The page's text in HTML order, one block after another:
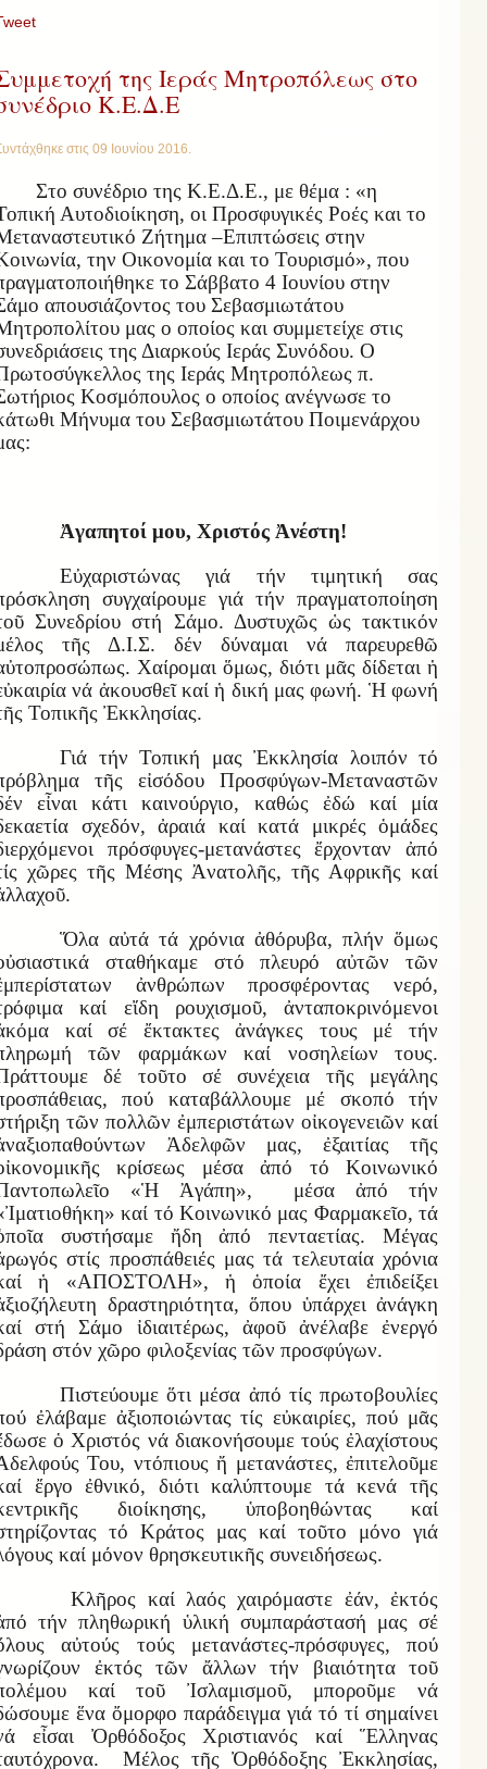
της Ιεράς Μητροπόλεως στο
Κ.Ε.Δ.Ε
στις 09 Ιουνίου 2016.
Στο συνέδριο της Κ.Ε.Δ.Ε., με θέμα : «η
Αυτοδιοίκηση, οι Προσφυγικές Ροές και το
Ζήτημα –Επιπτώσεις στην
την Οικονομία και το Τουρισμό», που
το Σάββατο 4 Ιουνίου στην
απουσιάζοντος του Σεβασμιωτάτου
μας ο οποίος και συμμετείχε στις
της Διαρκούς Ιεράς Συνόδου. Ο
της Ιεράς Μητροπόλεως π.
Κοσμόπουλος ο οποίος ανέγνωσε το
Μήνυμα του Σεβασμιωτάτου Ποιμενάρχου
Ἀγαπητοί μου, Χριστός Ἀνέστη!
Εὐχαριστώνας γιά τήν τιμητική σας
συγχαίρουμε γιά τήν πραγματοποίηση
Συνεδρίου στή Σάμο. Δυστυχῶς ὡς τακτικόν
τῆς Δ.Ι.Σ. δέν δύναμαι νά παρευρεθῶ
Χαίρομαι ὅμως, διότι μᾶς δίδεται ἡ
νά ἀκουσθεῖ καί ἡ δική μας φωνή. Ἡ φωνή
Τοπικῆς Ἐκκλησίας.
Γιά τήν Τοπική μας Ἐκκλησία λοιπόν τό
τῆς εἰσόδου Προσφύγων-Μεταναστῶν
εἶναι κάτι καινούργιο, καθώς ἐδώ καί μία
σχεδόν, ἀραιά καί κατά μικρές ὁμάδες
πρόσφυγες-μετανάστες ἔρχονταν ἀπό
χῶρες τῆς Μέσης Ἀνατολῆς, τῆς Αφρικῆς καί
Ὅλα αὐτά τά χρόνια ἀθόρυβα, πλήν ὅμως
σταθήκαμε στό πλευρό αὐτῶν τῶν
ἀνθρώπων προσφέροντας νερό,
καί εἴδη ρουχισμοῦ, ἀνταποκρινόμενοι
καί σέ ἔκτακτες ἀνάγκες τους μέ τήν
τῶν φαρμάκων καί νοσηλείων τους.
δέ τοῦτο σέ συνέχεια τῆς μεγάλης
πού καταβάλλουμε μέ σκοπό τήν
τῶν πολλῶν ἐμπεριστάτων οἰκογενειῶν καί
Ἀδελφῶν μας, ἐξαιτίας τῆς
κρίσεως μέσα ἀπό τό Κοινωνικό
«Ἡ Ἀγάπη», μέσα ἀπό τήν
καί τό Κοινωνικό μας Φαρμακεῖο, τά
συστήσαμε ἤδη ἀπό πενταετίας. Μέγας
στίς προσπάθειές μας τά τελευταία χρόνια
ἡ «ΑΠΟΣΤΟΛΗ», ἡ ὁποία ἔχει ἐπιδείξει
δραστηριότητα, ὅπου ὑπάρχει ἀνάγκη
στή Σάμο ἰδιαιτέρως, ἀφοῦ ἀνέλαβε ἐνεργό
στόν χῶρο φιλοξενίας τῶν προσφύγων.
Πιστεύουμε ὅτι μέσα ἀπό τίς πρωτοβουλίες
ἐλάβαμε ἀξιοποιώντας τίς εὐκαιρίες, πού μᾶς
ὁ Χριστός νά διακονήσουμε τούς ἐλαχίστους
Του, ντόπιους ἤ μετανάστες, ἐπιτελοῦμε
ἔργο ἐθνικό, διότι καλύπτουμε τά κενά τῆς
διοίκησης, ὑποβοηθώντας καί
τό Κράτος μας καί τοῦτο μόνο γιά
καί μόνον θρησκευτικῆς συνειδήσεως.
Κλῆρος καί λαός χαιρόμαστε ἐάν, ἐκτός
τήν πληθωρική ὑλική συμπαράστασή μας σέ
αὐτούς τούς μετανάστες-πρόσφυγες, πού
ἐκτός τῶν ἄλλων τήν βιαιότητα τοῦ
καί τοῦ Ἰσλαμισμοῦ, μποροῦμε νά
ἕνα ὄμορφο παράδειγμα γιά τό τί σημαίνει
εἶσαι Ὀρθόδοξος Χριστιανός καί Ἕλληνας
Μέλος τῆς Ὀρθόδοξης Ἐκκλησίας,